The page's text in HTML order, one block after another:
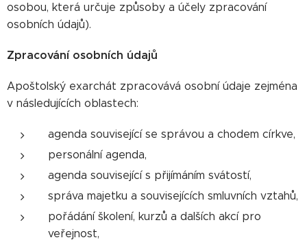
osobou, která určuje způsoby a účely zpracování
osobních údajů).
Zpracování osobních údajů
Apoštolský exarchát zpracovává osobní údaje zejména
v následujících oblastech:
agenda související se správou a chodem církve,
personální agenda,
agenda související s přijímáním svátostí,
správa majetku a souvisejících smluvních vztahů,
pořádání školení, kurzů a dalších akcí pro
veřejnost,